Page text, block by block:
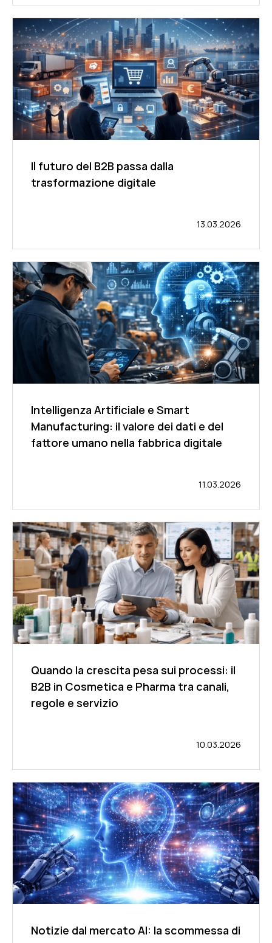
Il futuro del B2B passa dalla
trasformazione digitale
13.03.2026
Intelligenza Artificiale e Smart
Manufacturing: il valore dei dati e del
fattore umano nella fabbrica digitale
11.03.2026
Quando la crescita pesa sui processi: il
B2B in Cosmetica e Pharma tra canali,
regole e servizio
10.03.2026
Notizie dal mercato AI: la scommessa di